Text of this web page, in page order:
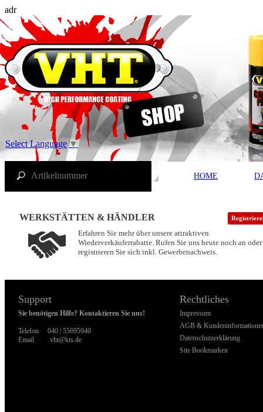
adr
Select Language▼
HOME
WERKSTÄTTEN & HÄNDLER
Erfahren Sie mehr über unsere attraktiven
Wiederverkäuferrabatte. Rufen Sie uns heute noch an oder
registrieren Sie sich inkl. Gewerbenachweis.
Support Rechtliches
Sie benötigen Hilfe? Kontaktieren Sie uns!
Telefon
040 | 55695940
Email
vht@kts.de
Impressum
AGB &
Datenschutzerklärung
Site Bookmarken